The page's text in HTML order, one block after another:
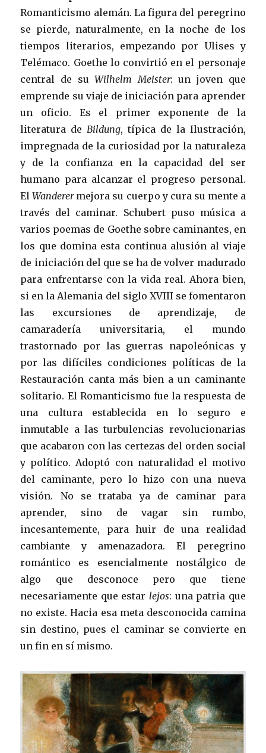
Romanticismo alemán. La figura del peregrino
se pierde, naturalmente, en la noche de los
tiempos literarios, empezando por Ulises y
Telémaco. Goethe lo convirtió en el personaje
central de suWilhelm Meister: un joven que
emprende su viaje de iniciación para aprender
un oficio. Es el primer exponente de la
literatura deBildung, típica de la Ilustración,
impregnada de la curiosidad por la naturaleza
y de la confianza en la capacidad del ser
humano para alcanzar el progreso personal.
El Wanderermejora su cuerpo y cura su mente a
través del caminar. Schubert puso música a
varios poemas de Goethe sobre caminantes, en
los que domina esta continua alusión al viaje
de iniciación del que se ha de volver madurado
para enfrentarse con la vida real. Ahora bien,
si en la Alemania del siglo XVIII se fomentaron
las excursiones de aprendizaje, de
camaradería universitaria, el mundo
trastornado por las guerras napoleónicas y
por las difíciles condiciones políticas de la
Restauración canta más bien a un caminante
solitario. El Romanticismo fue la respuesta de
una cultura establecida en lo seguro e
inmutable a las turbulencias revolucionarias
que acabaron con las certezas del orden social
y político. Adoptó con naturalidad el motivo
del caminante, pero lo hizo con una nueva
visión. No se trataba ya de caminar para
aprender, sino de vagar sin rumbo,
incesantemente, para huir de una realidad
cambiante y amenazadora. El peregrino
romántico es esencialmente nostálgico de
algo que desconoce pero que tiene
necesariamente que estar lejos: una patria que
no existe. Hacia esa meta desconocida camina
sin destino, pues el caminar se convierte en
un fin en sí mismo.